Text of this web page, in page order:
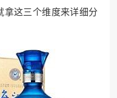
拿这三个维度来详细分